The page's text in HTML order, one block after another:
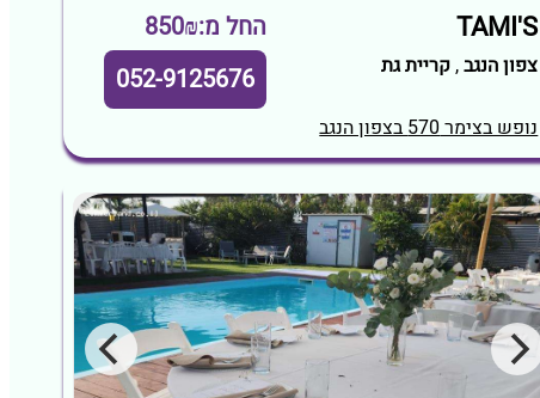
TAMI'S החל מ:850₪
צפון הנגב,קריית גת 052-9125676
נופש בצימר 570 בצפון הנגב